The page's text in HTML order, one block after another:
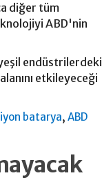
diğer tüm
ABD'nin
endüstrilerdeki
etkileyeceği
batarya,ABD